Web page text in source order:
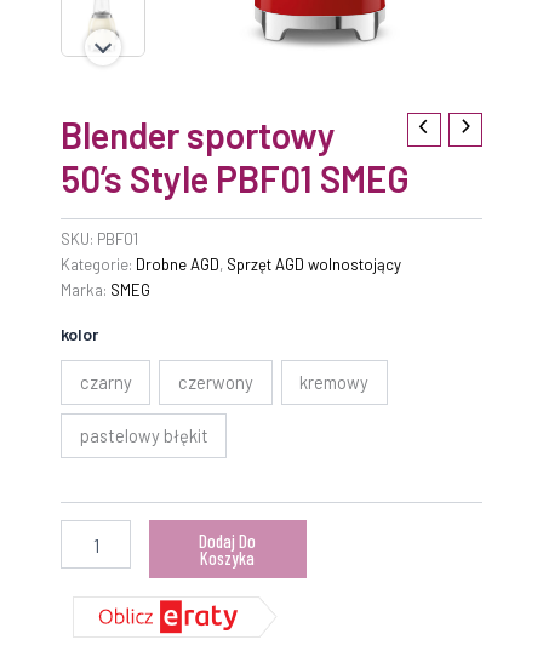
Blender sportowy
50’s Style PBF01 SMEG
SKU: PBF01
Kategorie: Drobne AGD, Sprzęt AGD wolnostojący
Marka: SMEG
kolor
czarny czerwony kremowy
pastelowy błękit
Dodaj Do
Koszyka